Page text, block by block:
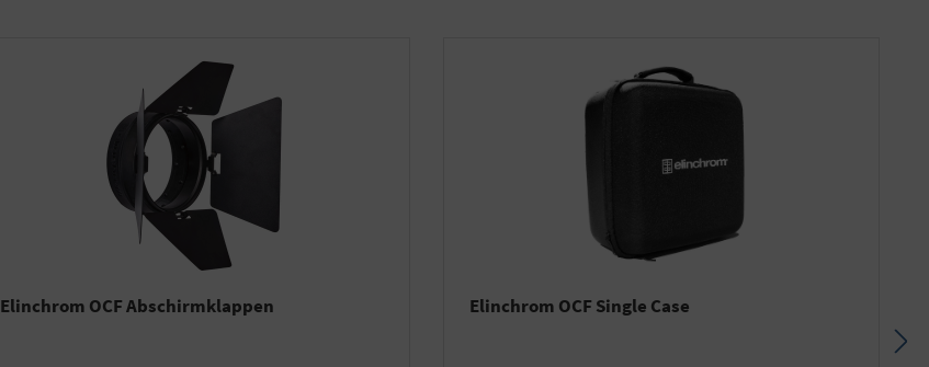
Elinchrom OCF Abschirmklappen Elinchrom OCF Single Case